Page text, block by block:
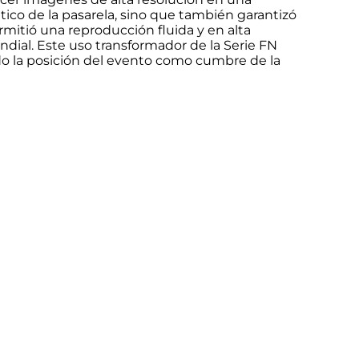
de la pasarela, sino que también garantizó
una reproducción fluida y en alta
Este uso transformador de la Serie FN
la posición del evento como cumbre de la